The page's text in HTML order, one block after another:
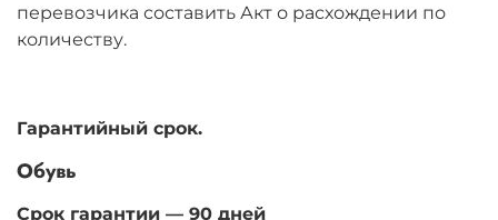
перевозчика составить Акт о расхождении по
количеству.
Гарантийный срок.
Обувь
Срок гарантии — 90 дней